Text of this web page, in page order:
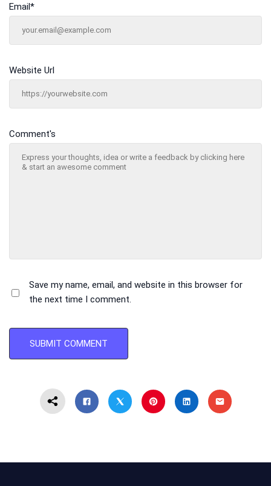
Comment's
Email *
Website Url
Save my name, email, and website in this browser for
the next time I comment.